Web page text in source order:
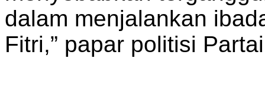
dalam menjalankan
Fitri,” papar politisi